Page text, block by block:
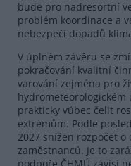
bude pro nadresortní
problém koordinace a
nebezpečí dopadů
V úplném závěru se
pokračování kvalitní
varování zejména pro
hydrometeorologickém
prakticky vůbec čelit
extrémům. Podle
2027 snížen rozpočet o
zaměstnanců. Je to